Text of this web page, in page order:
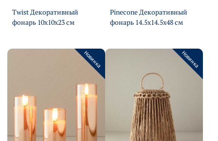
Twist Декоративный
фонарь 10х10х23 см
Pinecone Декоративный
фонарь 14.5х14.5х48 см
Новинка Новинка